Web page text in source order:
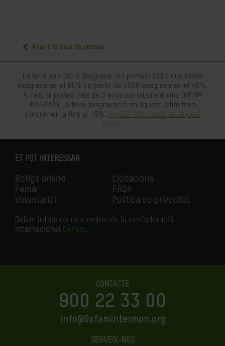
Anar a la Sala de premsa
La teva aportació desgrava: els primers 250€ que donis
desgravaran el 80% i a partir de 250€ desgravaran el 40%.
A més, si portes més de 3 anys col·laborant amb OXFAM
INTERMÓN, la teva desgravació en aquest últim tram
s'incrementa fins al 45%. Amplia informació en aquest
enllaç.
ET POT INTERESSAR
Botiga online
Feina
Voluntariat
Licitacions
FAQs
Política de privacitat
Oxfam Intermón és membre de la confederació
internacional Oxfam.
CONTACTE
900 22 33 00
info@OxfamIntermon.org
SEGUEIX-NOS